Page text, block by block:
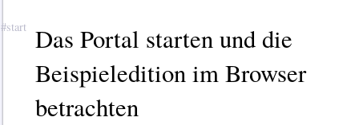
Das Portal starten und die
Beispieledition im Browser
betrachten